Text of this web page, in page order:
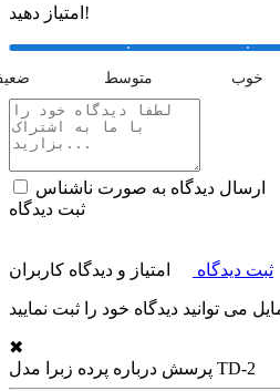
امتیاز دهید!
متوسط خوب
ارسال دیدگاه به صورت ناشناس
ثبت دیدگاه
ثبت دیدگاه امتیاز و دیدگاه کاربران
می توانید دیدگاه خود را ثبت نمایید
✖
پرسش درباره پرده زبرا مدل TD-2